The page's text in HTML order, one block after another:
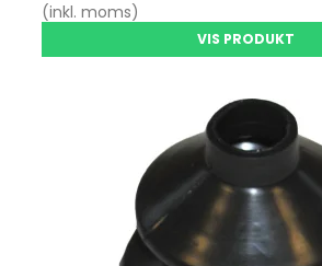
(inkl. moms)
VIS PRODUKT